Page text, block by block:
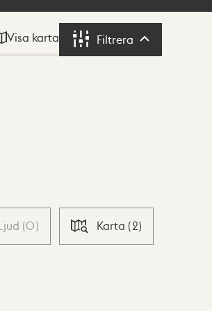
Visa karta Filtrera Filtrera
(0) Karta (2)